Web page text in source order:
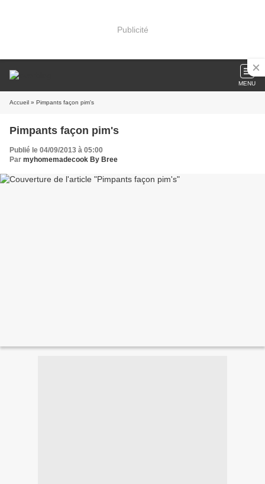
Publicité
MENU
Accueil » Pimpants façon pim's
Pimpants façon pim's
Publié le 04/09/2013 à 05:00
Par myhomemadecook By Bree